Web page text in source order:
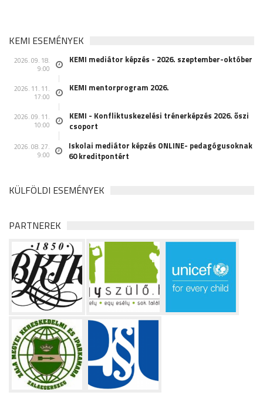
KEMI ESEMÉNYEK
2026. 09. 18.
9:00
KEMI mediátor képzés - 2026. szeptember-október
2026. 11. 11.
17:00
KEMI mentorprogram 2026.
2026. 09. 11.
10:00
KEMI - Konfliktuskezelési trénerképzés 2026. őszi
csoport
2026. 08. 27.
9:00
Iskolai mediátor képzés ONLINE- pedagógusoknak
60 kreditpontért
KÜLFÖLDI ESEMÉNYEK
PARTNEREK